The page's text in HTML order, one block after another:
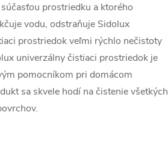
prostriedku a ktorého
vodu, odstraňuje Sidolux
prostriedok veľmi rýchlo nečistoty
univerzálny čistiaci prostriedok je
pomocníkom pri domácom
sa skvele hodí na čistenie všetkých